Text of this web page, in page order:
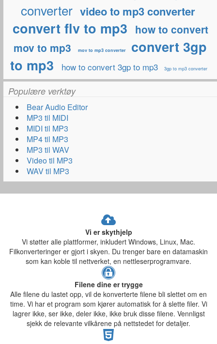
converter video to mp3 converter
convert flv to mp3 how to convert
mov to mp3
mov to mp3 converter
convert 3gp
to mp3
how to convert 3gp to mp3 3gp to mp3 converter
Populære verktøy
Bear Audio Editor
MP3 til MIDI
MIDI til MP3
MP4 til MP3
MP3 til WAV
Video til MP3
WAV til MP3
Vi er skythjelp
Vi støtter alle plattformer, inkludert Windows, Linux, Mac.
Filkonverteringer er gjort i skyen. Du trenger bare en datamaskin
som kan koble til nettverket, en nettleserprogramvare.
Filene dine er trygge
Alle filene du lastet opp, vil de konverterte filene bli slettet om en
time. Vi har et program som kjører automatisk for å slette filer. Vi
lagrer ikke, ser ikke, deler ikke, ikke bruk disse filene. Vennligst
sjekk de relevante vilkårene på nettstedet for detaljer.